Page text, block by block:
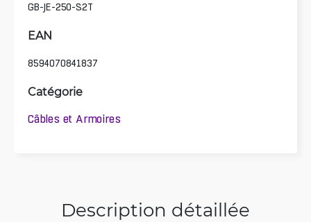
GB-JE-250-S2T
EAN
8594070841837
Catégorie
Câbles et Armoires
Description détaillée